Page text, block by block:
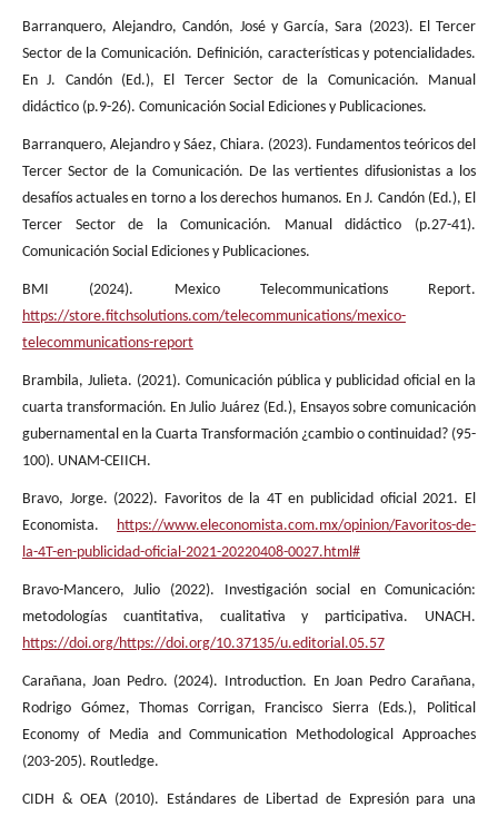
Barranquero, Alejandro, Candón, José y García, Sara (2023). El Tercer
Sector de la Comunicación. Definición, características y potencialidades.
En J. Candón (Ed.), El Tercer Sector de la Comunicación. Manual
didáctico (p.9-26). Comunicación Social Ediciones y Publicaciones.
Barranquero, Alejandro y Sáez, Chiara. (2023). Fundamentos teóricos del
Tercer Sector de la Comunicación. De las vertientes difusionistas a los
desafíos actuales en torno a los derechos humanos. En J. Candón (Ed.), El
Tercer Sector de la Comunicación. Manual didáctico (p.27-41).
Comunicación Social Ediciones y Publicaciones.
BMI (2024). Mexico Telecommunications Report.
https://store.fitchsolutions.com/telecommunications/mexico-
telecommunications-report
Brambila, Julieta. (2021). Comunicación pública y publicidad oficial en la
cuarta transformación. En Julio Juárez (Ed.), Ensayos sobre comunicación
gubernamental en la Cuarta Transformación ¿cambio o continuidad? (95-
100). UNAM-CEIICH.
Bravo, Jorge. (2022). Favoritos de la 4T en publicidad oficial 2021. El
Economista. https://www.eleconomista.com.mx/opinion/Favoritos-de-
la-4T-en-publicidad-oficial-2021-20220408-0027.html#
Bravo-Mancero, Julio (2022). Investigación social en Comunicación:
metodologías cuantitativa, cualitativa y participativa. UNACH.
https://doi.org/https://doi.org/10.37135/u.editorial.05.57
Carañana, Joan Pedro. (2024). Introduction. En Joan Pedro Carañana,
Rodrigo Gómez, Thomas Corrigan, Francisco Sierra (Eds.), Political
Economy of Media and Communication Methodological Approaches
(203-205). Routledge.
CIDH & OEA (2010). Estándares de Libertad de Expresión para una